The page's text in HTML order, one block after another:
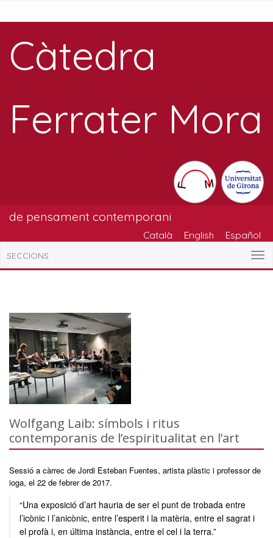
Càtedra
Ferrater Mora
de pensament contemporani
Català English Español
SECCIONS
Wolfgang Laib: símbols i ritus
contemporanis de l’espiritualitat en l’art
Sessió a càrrec de Jordi Esteban Fuentes, artista plàstic i professor de
ioga, el 22 de febrer de 2017.
“Una exposició d’art hauria de ser el punt de trobada entre
l’icònic i l’anicònic, entre l’esperit i la matèria, entre el sagrat i
el profà i, en última instància, entre el cel i la terra.”